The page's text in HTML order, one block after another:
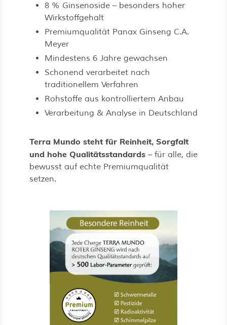
8 % Ginsenoside – besonders hoher
Wirkstoffgehalt
Premiumqualität Panax Ginseng C.A.
Meyer
Mindestens 6 Jahre gewachsen
Schonend verarbeitet nach
traditionellem Verfahren
Rohstoffe aus kontrolliertem Anbau
Verarbeitung & Analyse in Deutschland
Terra Mundo steht für Reinheit, Sorgfalt
und hohe Qualitätsstandards – für alle, die
bewusst auf echte Premiumqualität
setzen.